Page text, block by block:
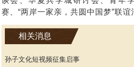
赛、“两岸一家亲，共圆中国梦”联谊
相关消息
孙子文化短视频征集启事